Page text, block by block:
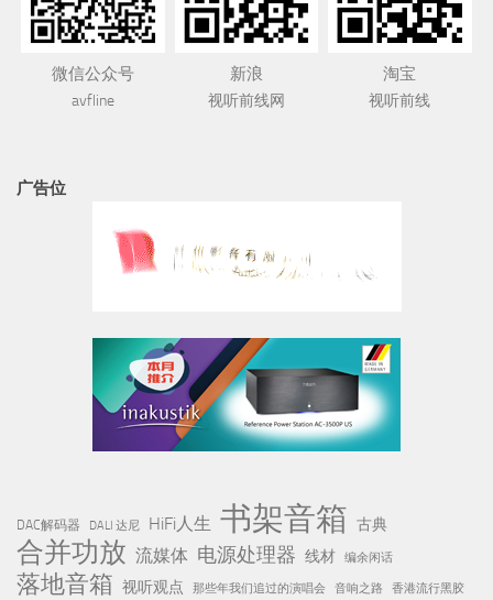
微信公众号
avfline
新浪
视听前线网
淘宝
视听前线
广告位
DAC解码器 DALI 达尼 HiFi人生 书架音箱 古典
合并功放 流媒体 电源处理器 线材 编余闲话
落地音箱 视听观点 那些年我们追过的演唱会 音响之路 香港流行黑胶